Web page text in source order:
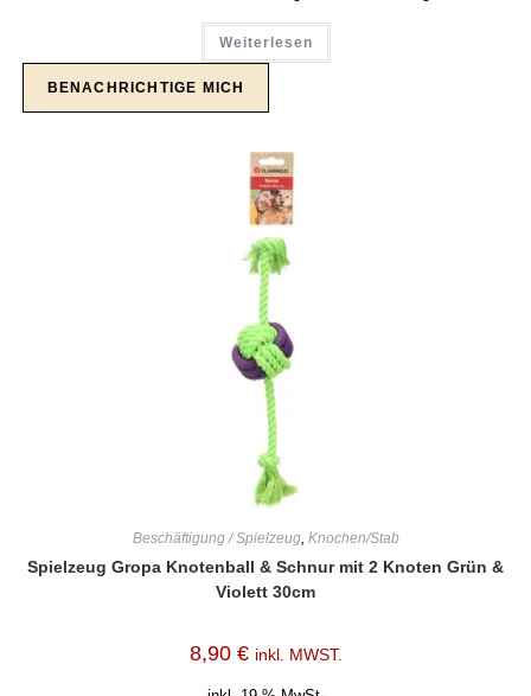
Weiterlesen
Beschäftigung / Spielzeug, Knochen/Stab
Spielzeug Gropa Knotenball & Schnur mit 2 Knoten Grün &
Violett 30cm
8,90 € inkl. MWST.